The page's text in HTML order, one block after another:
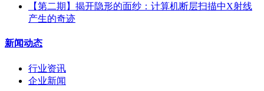
【第二期】揭开隐形的面纱：计算机断层扫描中X射线
产生的奇迹
新闻动态
行业资讯
企业新闻